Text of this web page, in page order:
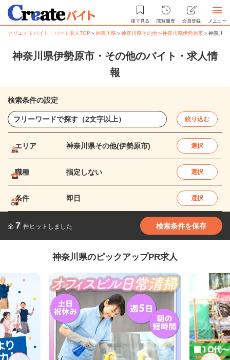
後で見る 閲覧履歴 会員登録 メニュー
クリエイトバイト・パート求人TOP ＞神奈川県＞神奈川県その他＞神奈川県伊勢原市＞神奈川
神奈川県伊勢原市・その他のバイト・求人情
報
検索条件の設定
絞り込む
エリア 神奈川県その他(伊勢原市) 選択
職種 指定しない 選択
条件 即日 選択
全 7 件ヒットしました 検索条件を保存
神奈川県のピックアップPR求人